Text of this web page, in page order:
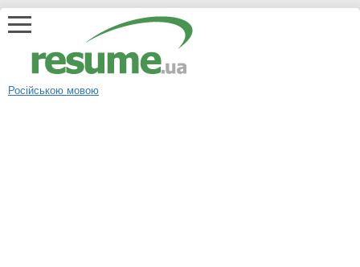
Російською мовою